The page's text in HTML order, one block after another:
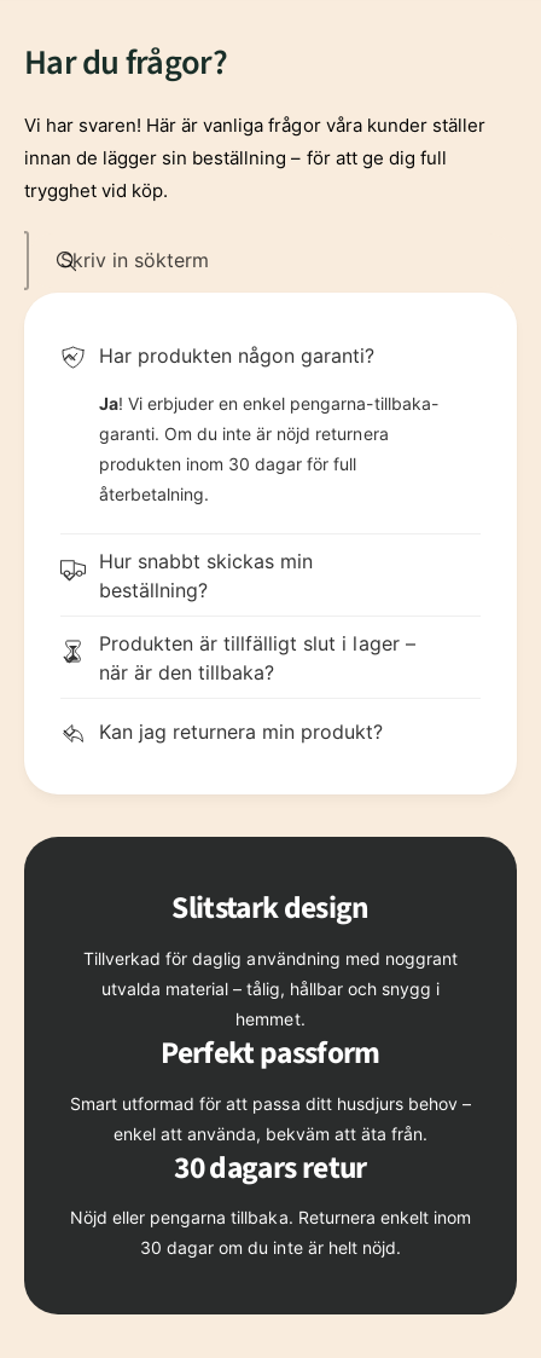
6
7
8
9
3
4
5
6
7
9
Har du frågor?
Vi har svaren! Här är vanliga frågor våra kunder ställer
innan de lägger sin beställning – för att ge dig full
trygghet vid köp.
Skriv in sökterm
Har produkten någon garanti?
Ja! Vi erbjuder en enkel pengarna-tillbaka-
garanti. Om du inte är nöjd returnera
produkten inom 30 dagar för full
återbetalning.
Hur snabbt skickas min
beställning?
Produkten är tillfälligt slut i lager –
när är den tillbaka?
Kan jag returnera min produkt?
Slitstark design
Tillverkad för daglig användning med noggrant
utvalda material – tålig, hållbar och snygg i
hemmet.
Perfekt passform
Smart utformad för att passa ditt husdjurs behov –
enkel att använda, bekväm att äta från.
30 dagars retur
Nöjd eller pengarna tillbaka. Returnera enkelt inom
30 dagar om du inte är helt nöjd.